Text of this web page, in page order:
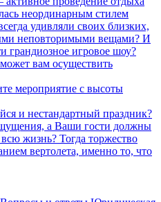
неординарным стилем
удивляли своих близких,
неповторимыми вещами? И
грандиозное игровое шоу?
вам осуществить
мероприятие с высоты
и нестандартный праздник?
а Ваши гости должны
жизнь? Тогда торжество
вертолета, именно то, что